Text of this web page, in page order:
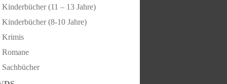
Kinderbücher (11 – 13 Jahre)
Kinderbücher (8-10 Jahre)
Krimis
Romane
Sachbücher